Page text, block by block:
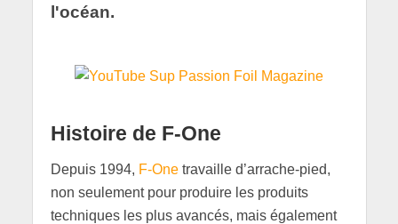
l'océan.
Histoire de F-One
Depuis 1994, F-Onetravaille d’arrache-pied,
non seulement pour produire les produits
techniques les plus avancés, mais également